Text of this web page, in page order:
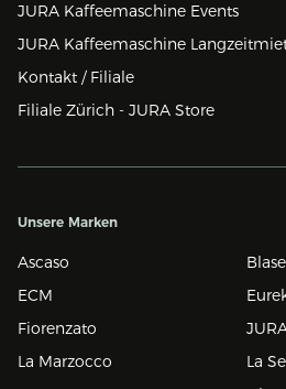
JURA Kaffeemaschine Events
JURA Kaffeemaschine
Kontakt / Filiale
Filiale Zürich - JURA Store
Unsere Marken
Ascaso
ECM
Fiorenzato
La Marzocco
La